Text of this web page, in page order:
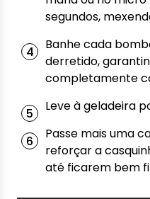
segundos,
Banhe cada
derretido,
completamente
Leve à geladeira
Passe mais uma
reforçar a
até ficarem bem